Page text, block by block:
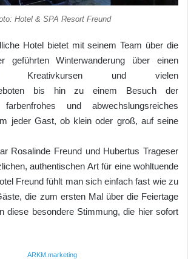
Hotel & SPA Resort Freund
Hotel bietet mit seinem Team über die
geführten Winterwanderung über einen
Kreativkursen und vielen
bis hin zu einem Besuch der
und abwechslungsreiches
jeder Gast, ob klein oder groß, auf seine
Rosalinde Freund und Hubertus Trageser
authentischen Art für eine wohltuende
Freund fühlt man sich einfach fast wie zu
die zum ersten Mal über die Feiertage
diese besondere Stimmung, die hier sofort
ARKM.marketing